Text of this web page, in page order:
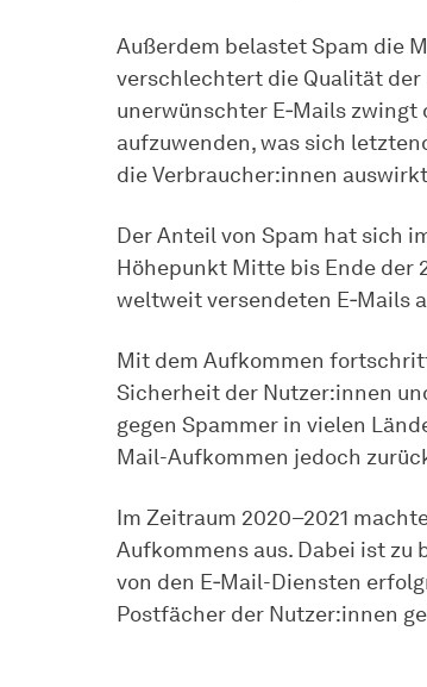
Außerdem belastet Spam die
verschlechtert die Qualität
unerwünschter E‑Mails zwingt
aufzuwenden, was sich
die Verbraucher:innen
Der Anteil von Spam hat sich
Höhepunkt Mitte bis Ende der
weltweit versendeten E‑Mails
Mit dem Aufkommen
Sicherheit der Nutzer:innen
gegen Spammer in vielen
Mail-Aufkommen jedoch
Im Zeitraum 2020–2021
Aufkommens aus. Dabei ist zu
von den E‑Mail-Diensten
Postfächer der Nutzer:innen